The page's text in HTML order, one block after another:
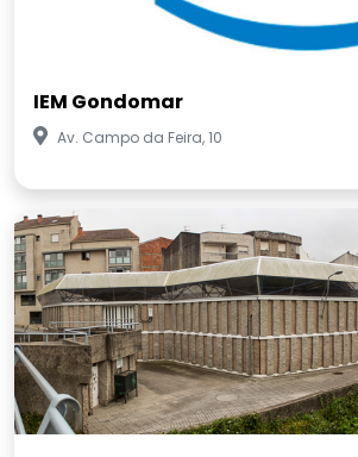
IEM Gondomar
Av. Campo da Feira, 10